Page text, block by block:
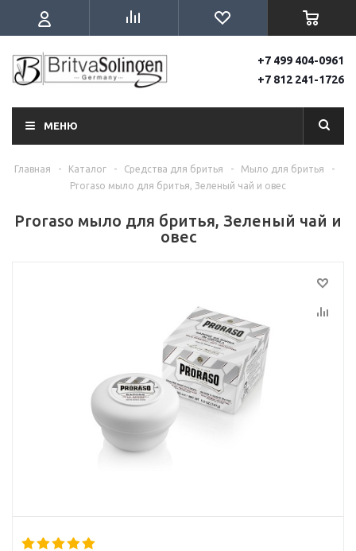
+7 499 404-0961
+7 812 241-1726
МЕНЮ
Главная - Каталог - Средства для бритья - Мыло для бритья
-
Proraso мыло для бритья, Зеленый чай и овес
Proraso мыло для бритья, Зеленый чай и
овес